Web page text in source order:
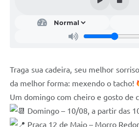
Traga sua cadeira, seu melhor
da melhor forma: mexendo o tacho!
Um domingo com cheiro e gosto de
Domingo – 10/08, a partir das
Praça 12 de Maio – Morro